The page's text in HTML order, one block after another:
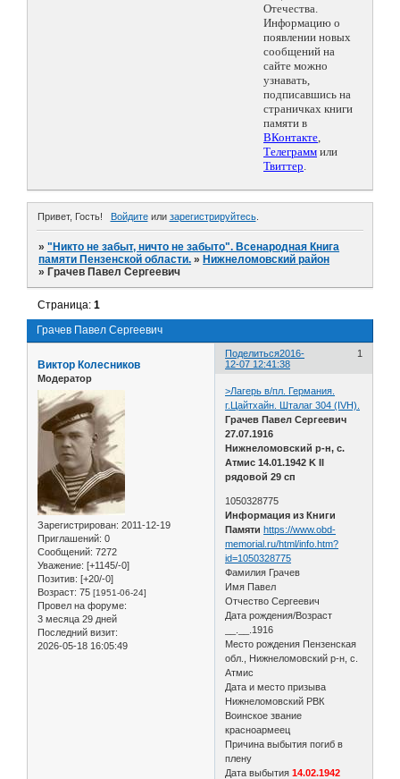
Отечества.
Информацию о
появлении новых
сообщений на
сайте можно
узнавать,
подписавшись на
страничках книги
памяти в
ВКонтакте,
Телеграмм или
Твиттер.
Привет, Гость! Войдитеили зарегистрируйтесь.
»"Никто не забыт, ничто не забыто". Всенародная Книга
памяти Пензенской области. » Нижнеломовский район
» Грачев Павел Сергеевич
Грачев Павел Сергеевич
Страница:1
Поделиться 1
2016-
12-07 12:41:38
Виктор Колесников
Модератор
Зарегистрирован: 2011-12-19
Приглашений: 0
Сообщений: 7272
Уважение: [+1145/-0]
Позитив: [+20/-0]
Возраст: 75 [1951-06-24]
Провел на форуме:
3 месяца 29 дней
Последний визит:
2026-05-18 16:05:49
>Лагерь в/пл. Германия.
г.Цайтхайн. Шталаг 304 (IVH).
Грачев Павел Сергеевич
27.07.1916
Нижнеломовский р-н, с.
Атмис 14.01.1942 K II
рядовой 29 сп
1050328775
Информация из Книги
Памяти https://www.obd-
memorial.ru/html/info.htm?
id=1050328775
Фамилия Грачев
Имя Павел
Отчество Сергеевич
Дата рождения/Возраст
__.__.1916
Место рождения Пензенская
обл., Нижнеломовский р-н, с.
Атмис
Дата и место призыва
Нижнеломовский РВК
Воинское звание
красноармеец
Причина выбытия погиб в
плену
Дата выбытия14.02.1942